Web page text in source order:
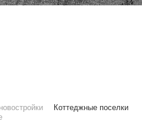
Коттеджные поселки